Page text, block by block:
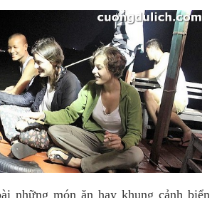
những món ăn hay khung cảnh biển